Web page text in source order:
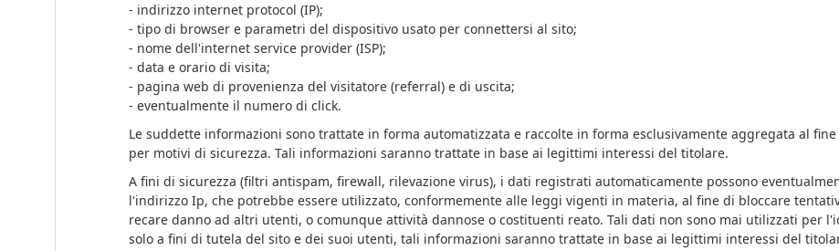
- indirizzo internet protocol (IP);
- tipo di browser e parametri del dispositivo usato per connettersi al sito;
- nome dell'internet service provider (ISP);
- data e orario di visita;
- pagina web di provenienza del visitatore (referral) e di uscita;
- eventualmente il numero di click.
Le suddette informazioni sono trattate in forma automatizzata e raccolte in forma esclusivamente aggregata al
per motivi di sicurezza. Tali informazioni saranno trattate in base ai legittimi interessi del titolare.
A fini di sicurezza (filtri antispam, firewall, rilevazione virus), i dati registrati automaticamente possono
l'indirizzo Ip, che potrebbe essere utilizzato, conformemente alle leggi vigenti in materia, al fine di bloccare
recare danno ad altri utenti, o comunque attività dannose o costituenti reato. Tali dati non sono mai utilizzati per
solo a fini di tutela del sito e dei suoi utenti, tali informazioni saranno trattate in base ai legittimi interessi del